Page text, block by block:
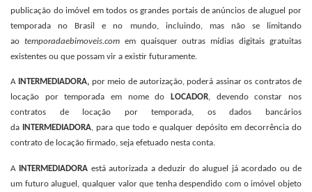
publicação do imóvel em todos os grandes portais de anúncios de aluguel por
temporada no Brasil e no mundo, incluindo, mas não se limitando
ao temporadaebimoveis.comem quaisquer outras mídias digitais gratuitas
existentes ou que possam vir a existir futuramente.
A INTERMEDIADORA, por meio de autorização, poderá assinar os contratos de
locação por temporada em nome do
LOCADOR, devendo constar nos
contratos de locação por temporada, os dados bancários
da
INTERMEDIADORA, para que todo e qualquer depósito em decorrência do
contrato de locação firmado, seja efetuado nesta conta.
A INTERMEDIADORA está autorizada a deduzir do aluguel já acordado ou de
um futuro aluguel, qualquer valor que tenha despendido com o imóvel objeto